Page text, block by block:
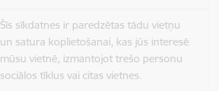
Šīs sīkdatnes ir paredzētas tādu vietņu
un satura koplietošanai, kas jūs interesē
mūsu vietnē, izmantojot trešo personu
sociālos tīklus vai citas vietnes.